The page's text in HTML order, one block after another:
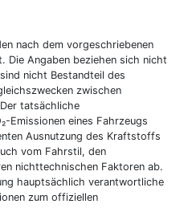
nach dem vorgeschriebenen
Die Angaben beziehen sich nicht
nicht Bestandteil des
zwischen
tatsächliche
Emissionen eines Fahrzeugs
Ausnutzung des Kraftstoffs
vom Fahrstil, den
nichttechnischen Faktoren ab.
hauptsächlich verantwortliche
zum offiziellen